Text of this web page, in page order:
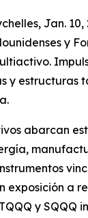
Jan.
y
y estructuras
abarcan
exposición a
y